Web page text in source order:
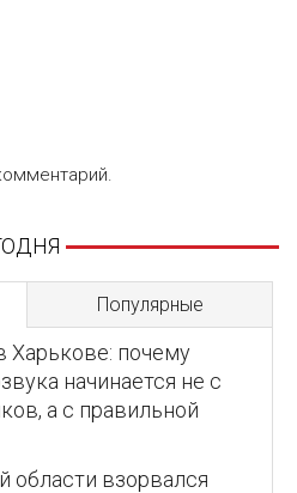
Популярные
Харькове: почему
начинается не с
а с правильной
области взорвался